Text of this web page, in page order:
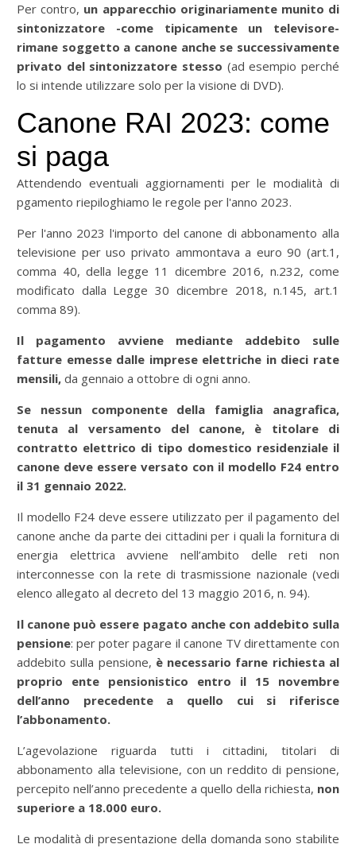
Per contro, un apparecchio originariamente munito di
sintonizzatore -come tipicamente un televisore-
rimane soggetto a canone anche se successivamente
privato del sintonizzatore stesso (ad esempio perché
lo si intende utilizzare solo per la visione di DVD).
Canone RAI 2023: come
si paga
Attendendo eventuali aggiornamenti per le modialità di
pgamento riepiloghiamo le regole per l'anno 2023.
Per l'anno 2023 l'importo del canone di abbonamento alla
televisione per uso privato ammontava a euro 90 (art.1,
comma 40, della legge 11 dicembre 2016, n.232, come
modificato dalla Legge 30 dicembre 2018, n.145, art.1
comma 89).
Il pagamento avviene mediante addebito sulle
fatture emesse dalle imprese elettriche in dieci rate
mensili, da gennaio a ottobre di ogni anno.
Se nessun componente della famiglia anagrafica,
tenuta al versamento del canone, è titolare di
contratto elettrico di tipo domestico residenziale il
canone deve essere versato con il modello F24 entro
il 31 gennaio 2022.
Il modello F24 deve essere utilizzato per il pagamento del
canone anche da parte dei cittadini per i quali la fornitura di
energia elettrica avviene nell’ambito delle reti non
interconnesse con la rete di trasmissione nazionale (vedi
elenco allegato al decreto del 13 maggio 2016, n. 94).
Il canone può essere pagato anche con addebito sulla
pensione: per poter pagare il canone TV direttamente con
addebito sulla pensione, è necessario farne richiesta al
proprio ente pensionistico entro il 15 novembre
dell’anno precedente a quello cui si riferisce
l’abbonamento.
L’agevolazione riguarda tutti i cittadini, titolari di
abbonamento alla televisione, con un reddito di pensione,
percepito nell’anno precedente a quello della richiesta, non
superiore a 18.000 euro.
Le modalità di presentazione della domanda sono stabilite